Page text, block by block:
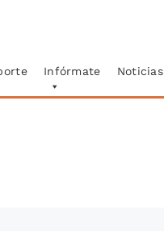
Infórmate Noticias